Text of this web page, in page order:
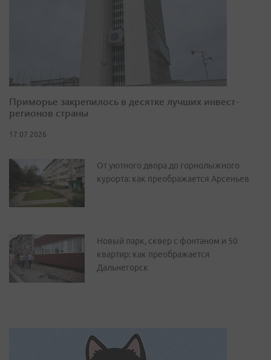
Приморье закрепилось в десятке лучших инвест-
регионов страны
17.07.2026
От уютного двора до горнолыжного
курорта: как преображается Арсеньев
Новый парк, сквер с фонтаном и 50
квартир: как преображается
Дальнегорск